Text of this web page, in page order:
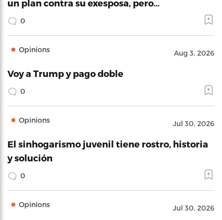
un plan contra su exesposa, pero…
0
Opinions Aug 3, 2026
Voy a Trump y pago doble
0
Opinions Jul 30, 2026
El sinhogarismo juvenil tiene rostro, historia
y solución
0
Opinions Jul 30, 2026